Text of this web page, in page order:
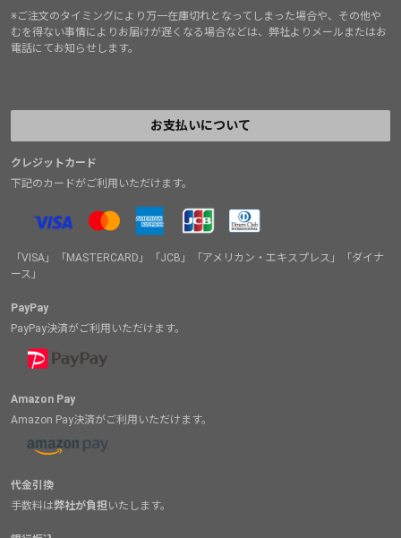
※ご注文のタイミングにより万一在庫切れとなってしまった場合や、その他や
むを得ない事情によりお届けが遅くなる場合などは、弊社よりメールまたはお
電話にてお知らせします。
お支払いについて
クレジットカード
下記のカードがご利用いただけます。
「VISA」「MASTERCARD」「JCB」「アメリカン・エキスプレス」「ダイナ
ース」
PayPay
PayPay決済がご利用いただけます。
Amazon Pay
Amazon Pay決済がご利用いただけます。
代金引換
手数料は弊社が負担いたします。